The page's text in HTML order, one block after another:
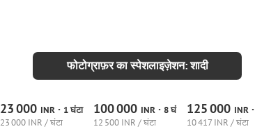
फोटोग्राफ़र का स्पेशलाइज़ेशन: शादी
23000 INR · 1 घंटा
23 000 INR / घंटा
100000 INR· 8 घं
12 500 INR / घंटा
125000 INR·
10417 INR / घंटा